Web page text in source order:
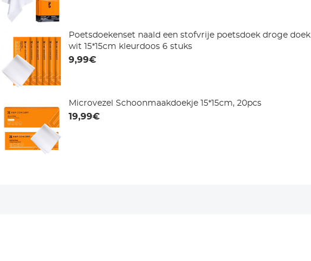
Poetsdoekenset naald een stofvrije poetsdoek droge doek
wit 15*15cm kleurdoos 6 stuks
9,99€
Microvezel Schoonmaakdoekje 15*15cm, 20pcs
19,99€